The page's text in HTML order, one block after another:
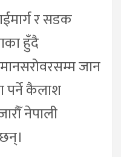
र सडक
हुँदै
जान
पर्ने कैलाश
नेपाली